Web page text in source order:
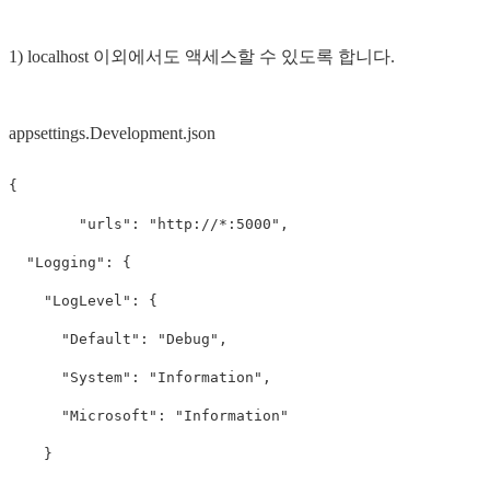
1) localhost 이외에서도 액세스할 수 있도록 합니다.
appsettings.Development.json
{
"urls" : "http://*:5000" ,
"Logging" : {
"LogLevel" : {
"Default" : "Debug" ,
"System" : "Information" ,
"Microsoft" : "Information"
}